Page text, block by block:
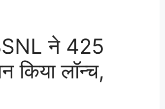
ने 425
किया लॉन्च,